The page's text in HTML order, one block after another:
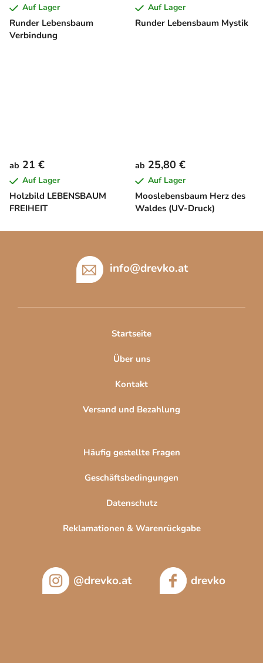
Runder Lebensbaum
Verbindung
Auf Lager
Runder Lebensbaum Mystik
Auf Lager
Holzbild LEBENSBAUM
FREIHEIT
ab 21 €
Auf Lager
Mooslebensbaum Herz des
Waldes (UV-Druck)
ab 25,80 €
Auf Lager
info@drevko.at
Startseite
Über uns
Kontakt
Versand und Bezahlung
Häufig gestellte Fragen
Geschäftsbedingungen
Datenschutz
Reklamationen & Warenrückgabe
@drevko.at drevko